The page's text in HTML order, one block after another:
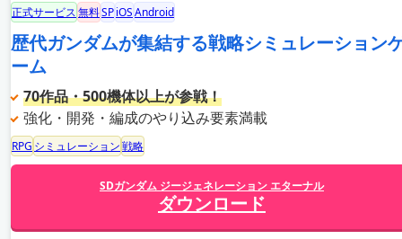
正式サービス無料SPiOSAndroid
歴代ガンダムが集結する戦略シミュレーション
ーム
70作品・500機体以上が参戦！
強化・開発・編成のやり込み要素満載
RPG シミュレーション戦略
SDガンダム ジージェネレーション エターナル
ダウンロード